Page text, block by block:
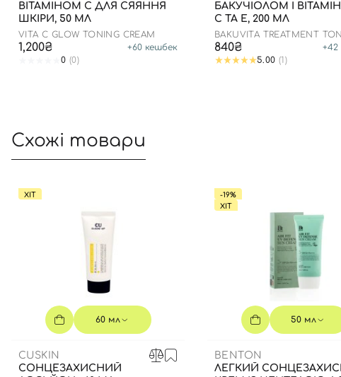
ВІТАМІНОМ С ДЛЯ СЯЯННЯ
ШКІРИ, 50 МЛ
VITA C GLOW TONING CREAM
1,200₴ +60 кешбек
0 (0)
БАКУЧІОЛОМ І
C ТА E, 200 МЛ
BAKUVITA TREATMENT
840₴ +42
5.00 (1)
Схожі товари
ХІТ
60 мл
CUSKIN
СОНЦЕЗАХИСНИЙ
-19%
ХІТ
50 мл
BENTON
ЛЕГКИЙ